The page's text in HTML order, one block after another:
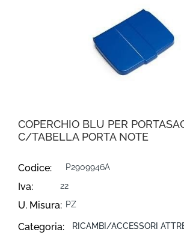
COPERCHIO BLU PER
C/TABELLA PORTA NOTE
Codice: P2909946A
Iva: 22
U. Misura: PZ
Categoria: RICAMBI/ACCESSORI